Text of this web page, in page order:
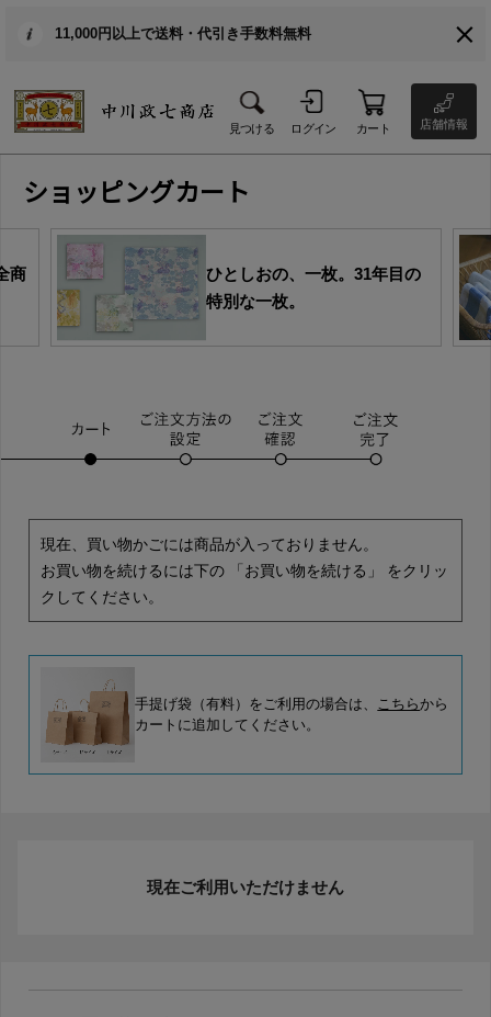
11,000円以上で送料・代引き手数料無料
見つける ログイン カート 店舗情報
ショッピングカート
商
ひとしおの、一枚。31年目の
特別な一枚。
現在、買い物かごには商品が入っておりません。
お買い物を続けるには下の 「お買い物を続ける」 をクリッ
クしてください。
手提げ袋（有料）をご利用の場合は、 こちらから
カートに追加してください。
現在ご利用いただけません